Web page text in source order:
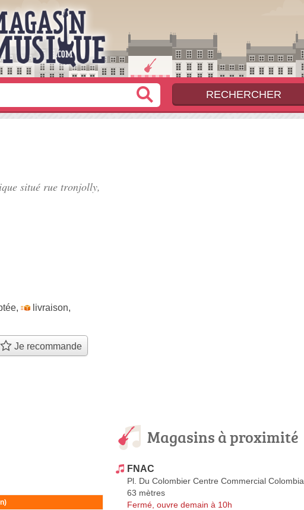
situé rue tronjolly,
, livraison,
Je recommande
Magasins à proximité
FNAC
Pl. Du Colombier Centre Commercial Colombia
63 mètres
Fermé, ouvre demain à 10h